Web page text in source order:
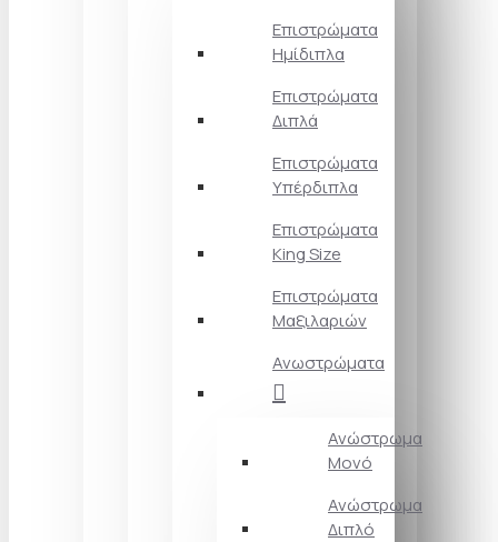
Επιστρώματα
Ημίδιπλα
Επιστρώματα
Διπλά
Επιστρώματα
Υπέρδιπλα
Επιστρώματα
King Size
Επιστρώματα
Μαξιλαριών
Ανωστρώματα
Ανώστρωμα
Μονό
Ανώστρωμα
Διπλό